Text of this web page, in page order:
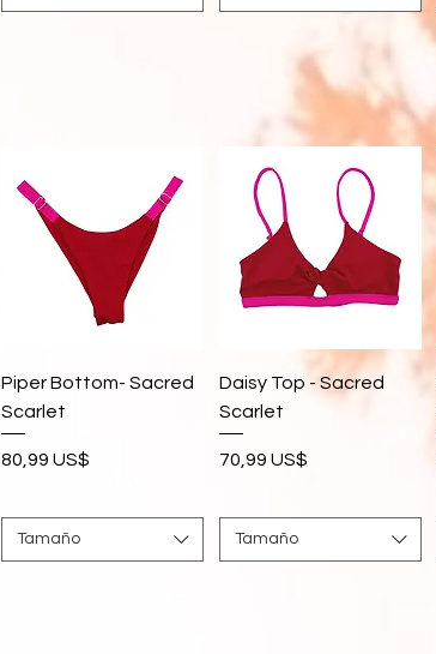
Vista rápida
Piper Bottom- Sacred
Scarlet
Precio
80,99 US$
Tamaño
Vista rápida
Daisy Top - Sacred
Scarlet
Precio
70,99 US$
Tamaño